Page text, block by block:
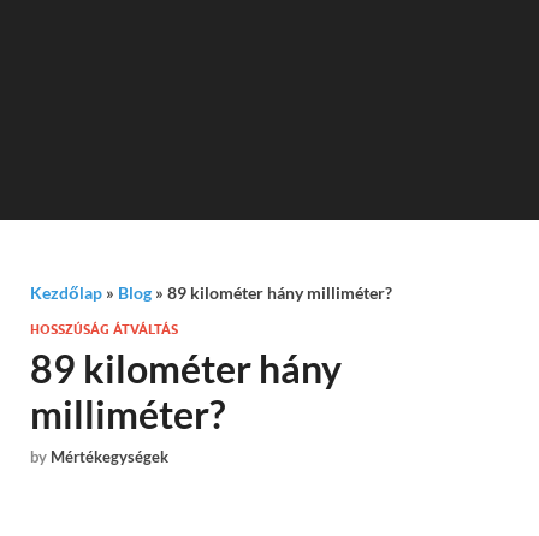
Kezdőlap » Blog » 89 kilométer hány milliméter?
HOSSZÚSÁG ÁTVÁLTÁS
89 kilométer hány
milliméter?
by Mértékegységek